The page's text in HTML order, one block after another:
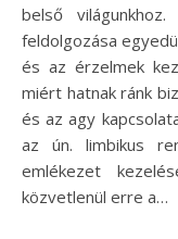
belső
feldolgozása
és az érzelmek
miért hatnak ránk
és az agy
az ún. limbikus
emlékezet
közvetlenül erre a…